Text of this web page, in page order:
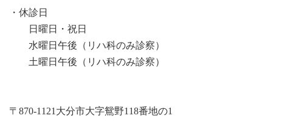
・休診日
日曜日・祝日
水曜日午後（リハ科のみ診察）
土曜日午後（リハ科のみ診察）
〒870-1121大分市大字鴛野118番地の1